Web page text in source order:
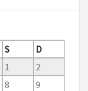
S
D
1
2
8
9